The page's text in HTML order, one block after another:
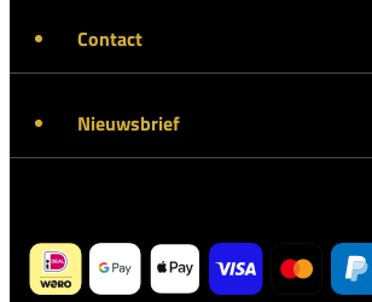
Contact
Nieuwsbrief